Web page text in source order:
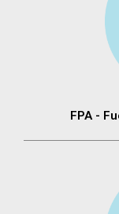
FPA -